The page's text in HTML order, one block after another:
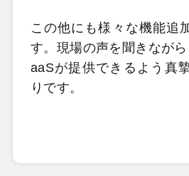
この他にも様々な機能追
す。現場の声を聞きなが
aaSが提供できるよう真
りです。